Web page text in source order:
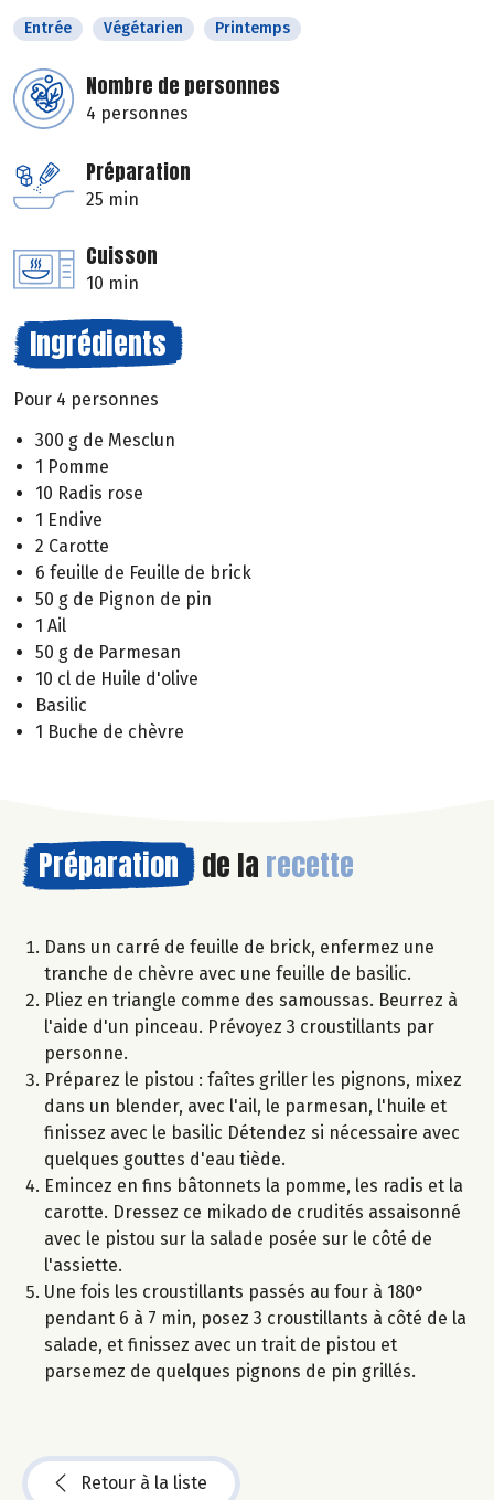
Entrée Végétarien Printemps
Nombre de personnes
4 personnes
Préparation
25 min
Cuisson
10 min
Ingrédients
Pour 4 personnes
300 g de Mesclun
1 Pomme
10 Radis rose
1 Endive
2 Carotte
6 feuille de Feuille de brick
50 g de Pignon de pin
1 Ail
50 g de Parmesan
10 cl de Huile d'olive
Basilic
1 Buche de chèvre
Préparation de la recette
Dans un carré de feuille de brick, enfermez une
tranche de chèvre avec une feuille de basilic.
Pliez en triangle comme des samoussas. Beurrez à
l'aide d'un pinceau. Prévoyez 3 croustillants par
personne.
Préparez le pistou : faîtes griller les pignons, mixez
dans un blender, avec l'ail, le parmesan, l'huile et
finissez avec le basilic Détendez si nécessaire avec
quelques gouttes d'eau tiède.
Emincez en fins bâtonnets la pomme, les radis et la
carotte. Dressez ce mikado de crudités assaisonné
avec le pistou sur la salade posée sur le côté de
l'assiette.
Une fois les croustillants passés au four à 180°
pendant 6 à 7 min, posez 3 croustillants à côté de la
salade, et finissez avec un trait de pistou et
parsemez de quelques pignons de pin grillés.
Retour à la liste